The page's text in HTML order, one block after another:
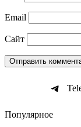
Email
Сайт
Популярное